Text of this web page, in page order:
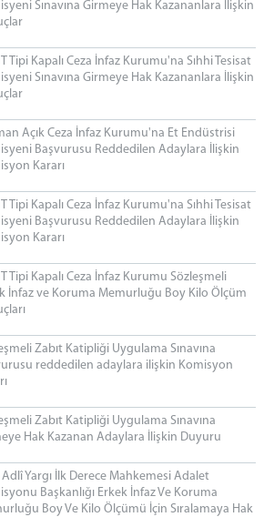
Sınavına Girmeye Hak Kazananlara İlişkin
Tipi Kapalı Ceza İnfaz Kurumu'na Sıhhi Tesisat
Sınavına Girmeye Hak Kazananlara İlişkin
Açık Ceza İnfaz Kurumu'na Et Endüstrisi
Başvurusu Reddedilen Adaylara İlişkin
Kararı
Tipi Kapalı Ceza İnfaz Kurumu'na Sıhhi Tesisat
Başvurusu Reddedilen Adaylara İlişkin
Kararı
Tipi Kapalı Ceza İnfaz Kurumu Sözleşmeli
İnfaz ve Koruma Memurluğu Boy Kilo Ölçüm
Zabıt Katipliği Uygulama Sınavına
reddedilen adaylara ilişkin Komisyon
Zabıt Katipliği Uygulama Sınavına
Hak Kazanan Adaylara İlişkin Duyuru
Yargı İlk Derece Mahkemesi Adalet
Başkanlığı Erkek İnfaz Ve Koruma
Boy Ve Kilo Ölçümü İçin Sıralamaya Hak